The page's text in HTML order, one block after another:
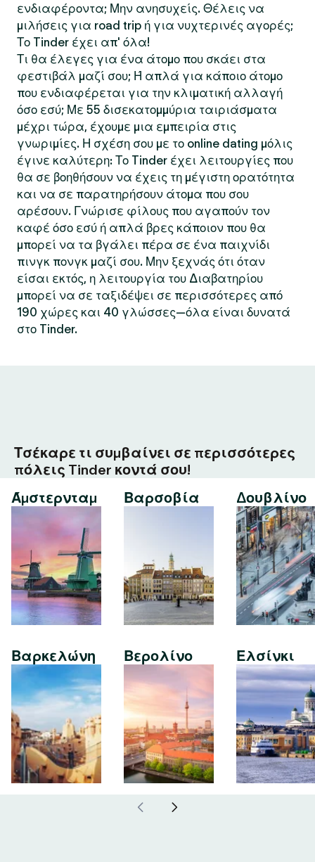
ενδιαφέροντα; Μην ανησυχείς. Θέλεις να
μιλήσεις για road trip ή για νυχτερινές αγορές;
Το Tinder έχει απ' όλα!
Τι θα έλεγες για ένα άτομο που σκάει στα
φεστιβάλ μαζί σου; Ή απλά για κάποιο άτομο
που ενδιαφέρεται για την κλιματική αλλαγή
όσο εσύ; Με 55 δισεκατομμύρια ταιριάσματα
μέχρι τώρα, έχουμε μια εμπειρία στις
γνωριμίες. Η σχέση σου με το online dating μόλις
έγινε καλύτερη: Το Tinder έχει λειτουργίες που
θα σε βοηθήσουν να έχεις τη μέγιστη ορατότητα
και να σε παρατηρήσουν άτομα που σου
αρέσουν. Γνώρισε φίλους που αγαπούν τον
καφέ όσο εσύ ή απλά βρες κάποιον που θα
μπορεί να τα βγάλει πέρα σε ένα παιχνίδι
πινγκ πονγκ μαζί σου. Μην ξεχνάς ότι όταν
είσαι εκτός, η λειτουργία του Διαβατηρίου
μπορεί να σε ταξιδέψει σε περισσότερες από
190 χώρες και 40 γλώσσες—όλα είναι δυνατά
στο Tinder.
Τσέκαρε τι συμβαίνει σε περισσότερες
πόλεις Tinder κοντά σου!
Άμστερνταμ
Βαρκελώνη
Βαρσοβία
Βερολίνο
Δουβλίνο
Ελσίνκι